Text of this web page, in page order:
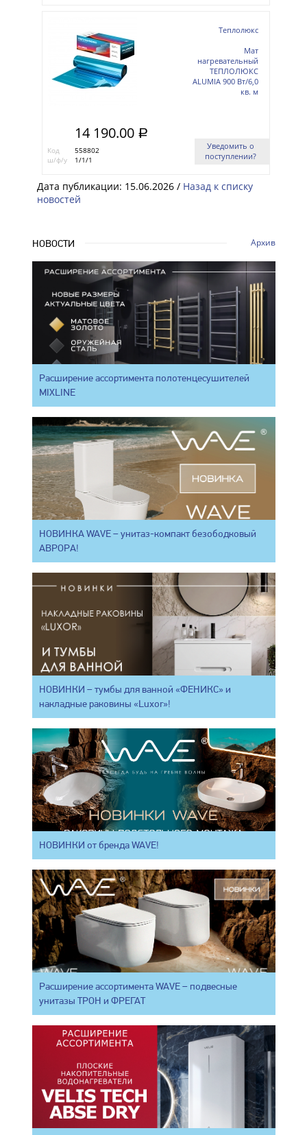
14 190.00 a
Код
558802
ш/ф/у
1/1/1
Теплолюкс
Мат
нагревательный
ТЕПЛОЛЮКС
ALUMIA 900 Вт/6,0
кв. м
Уведомить о
поступлении?
Дата публикации: 15.06.2026 / Назад к списку
новостей
НОВОСТИ Архив
Расширение ассортимента полотенцесушителей
MIXLINE
НОВИНКА WAVE – унитаз-компакт безободковый
АВРОРА!
НОВИНКИ – тумбы для ванной «ФЕНИКС» и
накладные раковины «Luxor»!
НОВИНКИ от бренда WAVE!
Расширение ассортимента WAVE – подвесные
унитазы ТРОН и ФРЕГАТ